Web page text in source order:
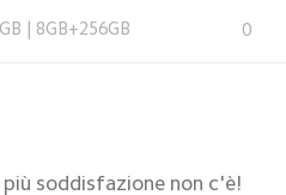
8GB+256GB 0
soddisfazione non c'è!